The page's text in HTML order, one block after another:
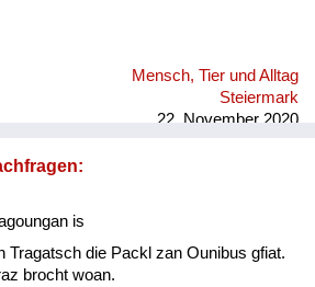
Mensch, Tier und Alltag
Steiermark
22. November 2020
is
Tragatsch die Packl zan Ounibus gfiat.
brocht woan.